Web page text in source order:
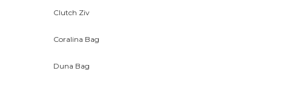
Clutch Ziv
Coralina Bag
Duna Bag